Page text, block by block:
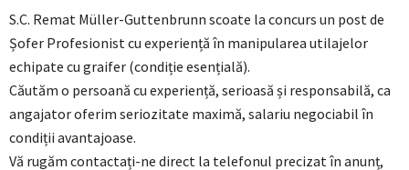
S.C. Remat Müller-Guttenbrunn scoate la concurs un post de
Șofer Profesionist cu experiență în manipularea utilajelor
echipate cu graifer (condiție esențială).
Căutăm o persoană cu experiență, serioasă și responsabilă, ca
angajator oferim seriozitate maximă, salariu negociabil în
condiții avantajoase.
Vă rugăm contactați-ne direct la telefonul precizat în anunț,